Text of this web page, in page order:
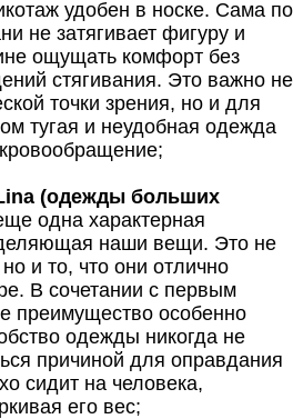
удобен в носке. Сама по
не затягивает фигуру и
ощущать комфорт без
стягивания. Это важно не
точки зрения, но и для
тугая и неудобная одежда
(одежды больших
одна характерная
наши вещи. Это не
и то, что они отлично
В сочетании с первым
преимущество особенно
одежды никогда не
причиной для оправдания
сидит на человека,
его вес;